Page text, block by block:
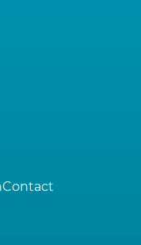
Contact